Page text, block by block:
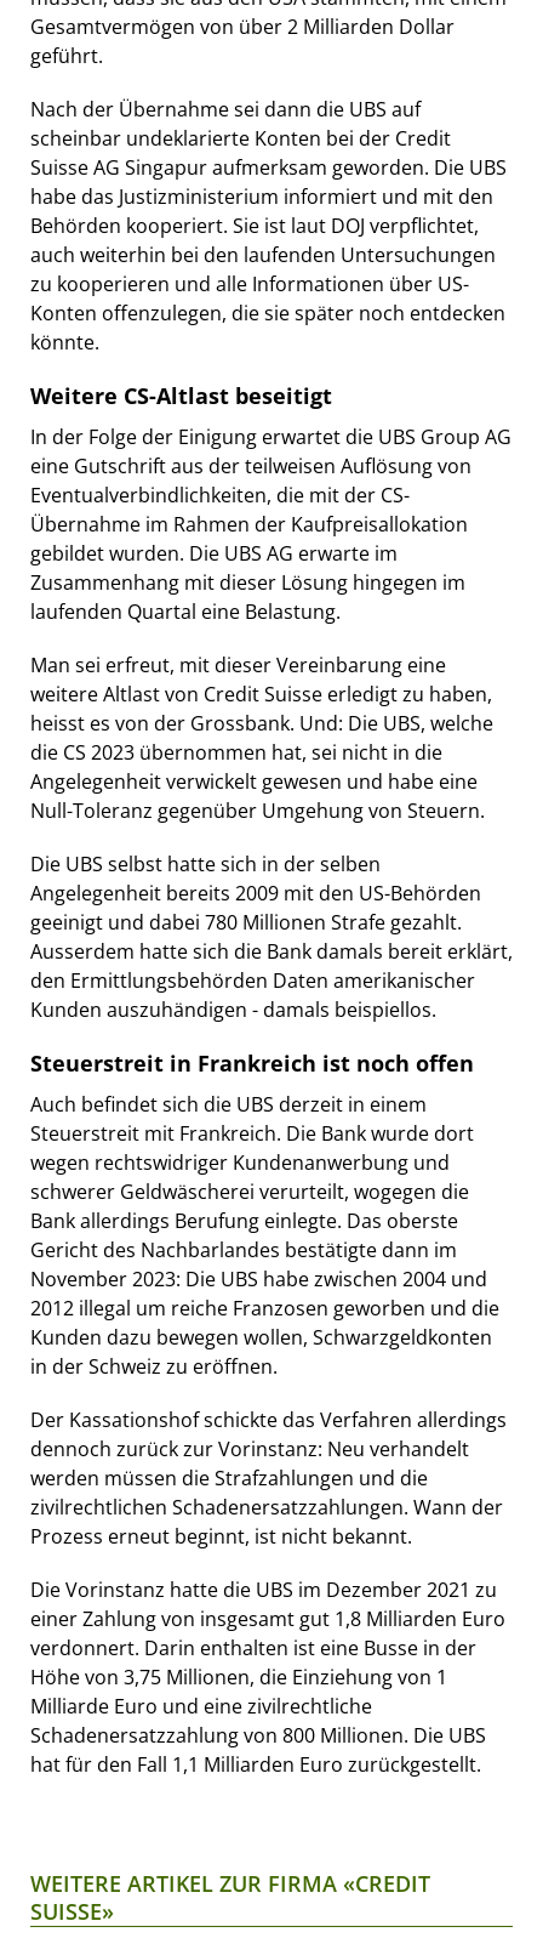
Gesamtvermögen von über 2 Milliarden Dollar
geführt.
Nach der Übernahme sei dann die UBS auf
scheinbar undeklarierte Konten bei der Credit
Suisse AG Singapur aufmerksam geworden. Die UBS
habe das Justizministerium informiert und mit den
Behörden kooperiert. Sie ist laut DOJ verpflichtet,
auch weiterhin bei den laufenden Untersuchungen
zu kooperieren und alle Informationen über US-
Konten offenzulegen, die sie später noch entdecken
könnte.
Weitere CS-Altlast beseitigt
In der Folge der Einigung erwartet die UBS Group AG
eine Gutschrift aus der teilweisen Auflösung von
Eventualverbindlichkeiten, die mit der CS-
Übernahme im Rahmen der Kaufpreisallokation
gebildet wurden. Die UBS AG erwarte im
Zusammenhang mit dieser Lösung hingegen im
laufenden Quartal eine Belastung.
Man sei erfreut, mit dieser Vereinbarung eine
weitere Altlast von Credit Suisse erledigt zu haben,
heisst es von der Grossbank. Und: Die UBS, welche
die CS 2023 übernommen hat, sei nicht in die
Angelegenheit verwickelt gewesen und habe eine
Null-Toleranz gegenüber Umgehung von Steuern.
Die UBS selbst hatte sich in der selben
Angelegenheit bereits 2009 mit den US-Behörden
geeinigt und dabei 780 Millionen Strafe gezahlt.
Ausserdem hatte sich die Bank damals bereit erklärt,
den Ermittlungsbehörden Daten amerikanischer
Kunden auszuhändigen - damals beispiellos.
Steuerstreit in Frankreich ist noch offen
Auch befindet sich die UBS derzeit in einem
Steuerstreit mit Frankreich. Die Bank wurde dort
wegen rechtswidriger Kundenanwerbung und
schwerer Geldwäscherei verurteilt, wogegen die
Bank allerdings Berufung einlegte. Das oberste
Gericht des Nachbarlandes bestätigte dann im
November 2023: Die UBS habe zwischen 2004 und
2012 illegal um reiche Franzosen geworben und die
Kunden dazu bewegen wollen, Schwarzgeldkonten
in der Schweiz zu eröffnen.
Der Kassationshof schickte das Verfahren allerdings
dennoch zurück zur Vorinstanz: Neu verhandelt
werden müssen die Strafzahlungen und die
zivilrechtlichen Schadenersatzzahlungen. Wann der
Prozess erneut beginnt, ist nicht bekannt.
Die Vorinstanz hatte die UBS im Dezember 2021 zu
einer Zahlung von insgesamt gut 1,8 Milliarden Euro
verdonnert. Darin enthalten ist eine Busse in der
Höhe von 3,75 Millionen, die Einziehung von 1
Milliarde Euro und eine zivilrechtliche
Schadenersatzzahlung von 800 Millionen. Die UBS
hat für den Fall 1,1 Milliarden Euro zurückgestellt.
WEITERE ARTIKEL ZUR FIRMA «CREDIT
SUISSE»